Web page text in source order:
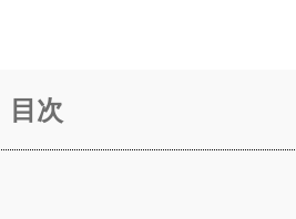
よくある質問
目次